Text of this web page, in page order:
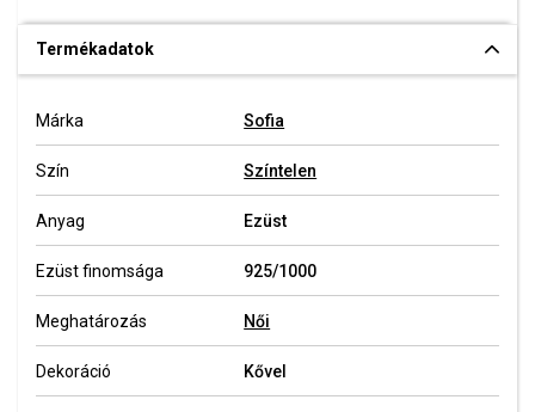
Termékadatok
Márka Sofia
Szín Színtelen
Anyag Ezüst
Ezüst finomsága 925/1000
Meghatározás Női
Dekoráció Kővel